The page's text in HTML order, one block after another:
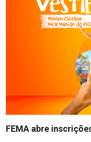
FEMA abre